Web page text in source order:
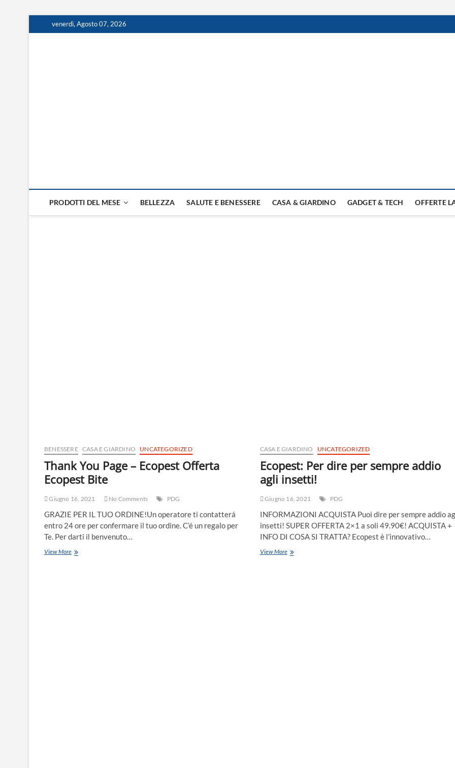
venerdì, Agosto 07, 2026
PRODOTTI DEL MESE BELLEZZA SALUTE E BENESSERE CASA & GIARDINO GADGET & TECH OFFERTE
BENESSERE CASA E GIARDINO UNCATEGORIZED
Thank You Page – Ecopest Offerta
Ecopest Bite
Giugno 16, 2021 No Comments PDG
GRAZIE PER IL TUO ORDINE!Un operatore ti contatterá
entro 24 ore per confermare il tuo ordine. C’é un regalo per
Te. Per darti il benvenuto…
View More
CASA E GIARDINO UNCATEGORIZED
Ecopest: Per dire per sempre addio
agli insetti!
Giugno 16, 2021 PDG
INFORMAZIONI ACQUISTA Puoi dire per sempre addio
insetti! SUPER OFFERTA 2×1 a soli 49.90€! ACQUISTA +
INFO DI COSA SI TRATTA? Ecopest è l’innovativo…
View More